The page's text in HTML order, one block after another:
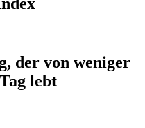
der von weniger
lebt